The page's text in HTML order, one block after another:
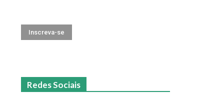
Redes Sociais